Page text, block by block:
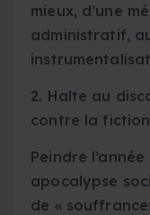
mieux, d’une
administratif,
2. Halte au
contre la
Peindre
apocalypse
de «